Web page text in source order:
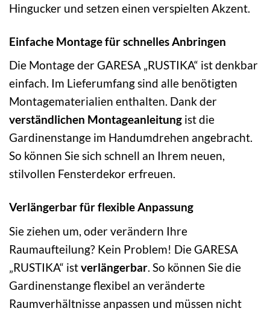
Hingucker und setzen einen verspielten Akzent.
Einfache Montage für schnelles Anbringen
Die Montage der GARESA „RUSTIKA“ ist denkbar
einfach. Im Lieferumfang sind alle benötigten
Montagematerialien enthalten. Dank der
verständlichen Montageanleitung ist die
Gardinenstange im Handumdrehen angebracht.
So können Sie sich schnell an Ihrem neuen,
stilvollen Fensterdekor erfreuen.
Verlängerbar für flexible Anpassung
Sie ziehen um, oder verändern Ihre
Raumaufteilung? Kein Problem! Die GARESA
„RUSTIKA“ istverlängerbar. So können Sie die
Gardinenstange flexibel an veränderte
Raumverhältnisse anpassen und müssen nicht